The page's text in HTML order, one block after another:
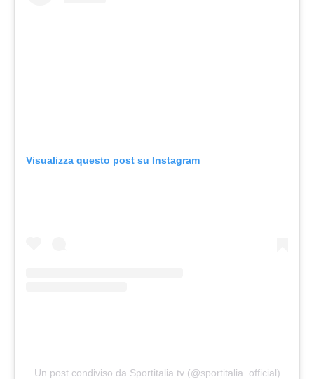
Visualizza questo post su Instagram
Un post condiviso da Sportitalia tv (@sportitalia_official)